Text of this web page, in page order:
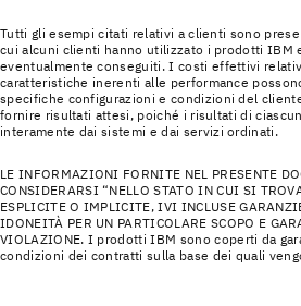
Tutti gli esempi citati relativi a clienti sono
cui alcuni clienti hanno utilizzato i prodotti IBM
eventualmente conseguiti. I costi effettivi
caratteristiche inerenti alle performance
specifiche configurazioni e condizioni del
fornire risultati attesi, poiché i risultati di
interamente dai sistemi e dai servizi ordinati.
LE INFORMAZIONI FORNITE NEL PRESENTE
CONSIDERARSI “NELLO STATO IN CUI SI
ESPLICITE O IMPLICITE, IVI INCLUSE
IDONEITÀ PER UN PARTICOLARE SCOPO E
VIOLAZIONE. I prodotti IBM sono coperti da
condizioni dei contratti sulla base dei quali